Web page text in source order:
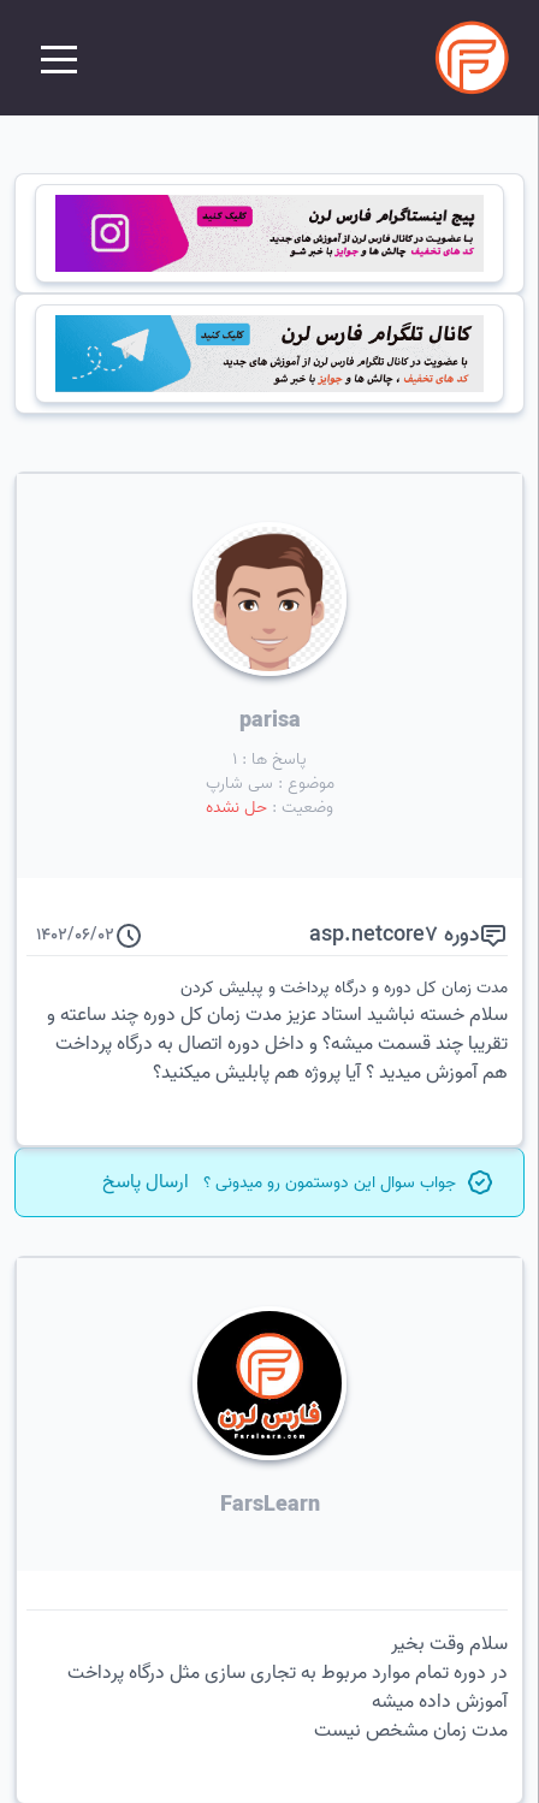
parisa
پاسخ ها : 1
موضوع : سی شارپ
وضعیت : حل نشده
دوره asp.netcore7
1402/06/02
مدت زمان کل دوره و درگاه پرداخت و پبلیش کردن
سلام خسته نباشید استاد عزیز مدت زمان کل دوره چند ساعته و
تقریبا چند قسمت میشه؟ و داخل دوره اتصال به درگاه پرداخت
هم آموزش میدید ؟ آیا پروژه هم پابلیش میکنید؟
جواب سوال این دوستمون رو میدونی ؟ ارسال پاسخ
FarsLearn
سلام وقت بخیر
در دوره تمام موارد مربوط به تجاری سازی مثل درگاه پرداخت
آموزش داده میشه
مدت زمان مشخص نیست